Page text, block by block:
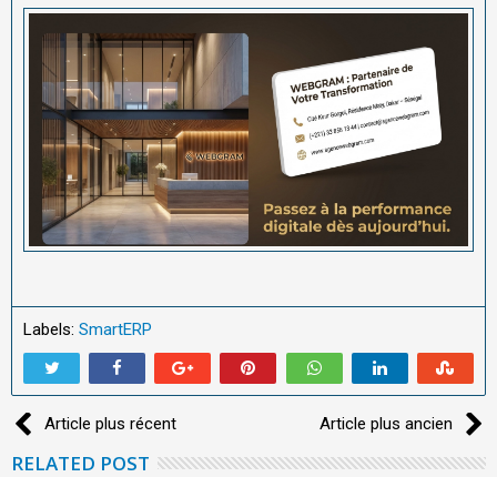
Labels: SmartERP
Article plus récent Article plus ancien
RELATED POST